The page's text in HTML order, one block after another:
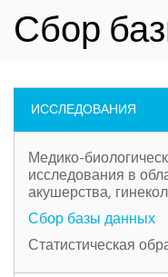
Сбор
ИССЛЕДОВАНИЯ
Медико-
исследования в
акушерства,
Сбор базы данных
Статистическая